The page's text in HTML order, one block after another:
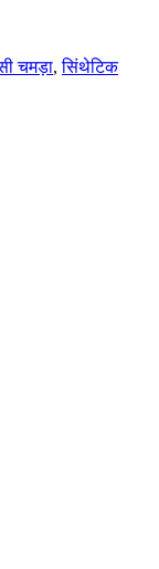
चमड़ा,सिंथेटिक